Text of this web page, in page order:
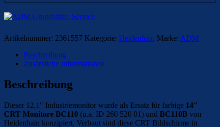
Artikelnummer: 2361557 Kategorie: Heidenhain Marke: ADM
Beschreibung
Zusätzliche Informationen
Beschreibung
Dieser 12,1″ Industriemonitor wurde als Ersatz für farbige 14″
CRT Monitore BC110 (u.a. ID 260 520 01) und BC110B von
Heidenhain konzipiert. Verbaut sind diese CRT Bildschirme in